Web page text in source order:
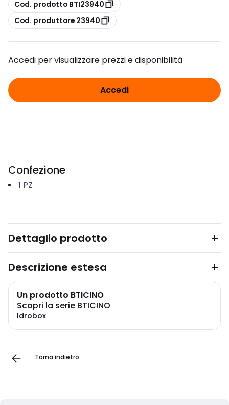
Cod. prodotto BTI23940
copia
Cod. produttore 23940
Accedi per visualizzare prezzi e disponibilità
Accedi
Confezione
1 PZ
Dettaglio prodotto
Descrizione estesa
Un prodotto BTICINO
Scopri la serie BTICINO
Idrobox
Torna indietro